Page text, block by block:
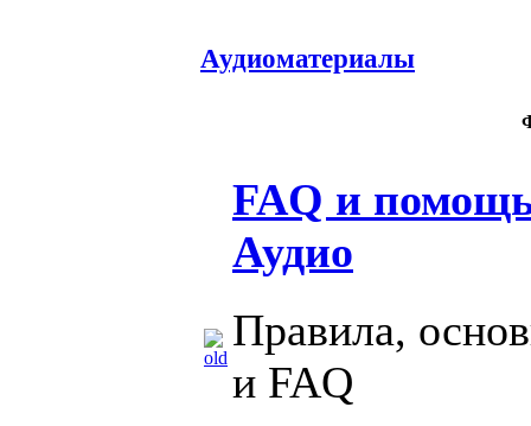
Аудиоматериалы
FAQ и
Аудио
Правила,
и FAQ